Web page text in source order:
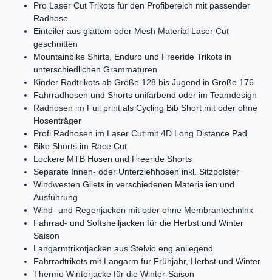
Pro Laser Cut Trikots für den Profibereich mit passender
Radhose
Einteiler aus glattem oder Mesh Material Laser Cut
geschnitten
Mountainbike Shirts, Enduro und Freeride Trikots in
unterschiedlichen Grammaturen
Kinder Radtrikots ab Größe 128 bis Jugend in Größe 176
Fahrradhosen und Shorts unifarbend oder im Teamdesign
Radhosen im Full print als Cycling Bib Short mit oder ohne
Hosenträger
Profi Radhosen im Laser Cut mit 4D Long Distance Pad
Bike Shorts im Race Cut
Lockere MTB Hosen und Freeride Shorts
Separate Innen- oder Unterziehhosen inkl. Sitzpolster
Windwesten Gilets in verschiedenen Materialien und
Ausführung
Wind- und Regenjacken mit oder ohne Membrantechnink
Fahrrad- und Softshelljacken für die Herbst und Winter
Saison
Langarmtrikotjacken aus Stelvio eng anliegend
Fahrradtrikots mit Langarm für Frühjahr, Herbst und Winter
Thermo Winterjacke für die Winter-Saison